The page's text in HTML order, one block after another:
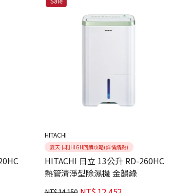
HITACHI
夏天卡利HIGH回饋攻略(詳情請點)
HITACHI 日立 13公升 RD-260HC
熱管清淨型除濕機 金韻綠